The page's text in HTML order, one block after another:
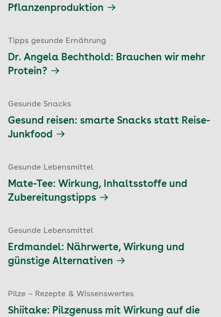
Pflanzenproduktion
Tipps gesunde Ernährung
Dr. Angela Bechthold: Brauchen wir mehr
Protein?
Gesunde Snacks
Gesund reisen: smarte Snacks statt Reise-
Junkfood
Gesunde Lebensmittel
Mate-Tee: Wirkung, Inhaltsstoffe und
Zubereitungstipps
Gesunde Lebensmittel
Erdmandel: Nährwerte, Wirkung und
günstige Alternativen
Pilze – Rezepte & Wissenswertes
Shiitake: Pilzgenuss mit Wirkung auf die